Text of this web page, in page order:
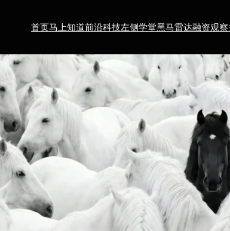
首页马上知道前沿科技左侧学堂黑马雷达融资观察